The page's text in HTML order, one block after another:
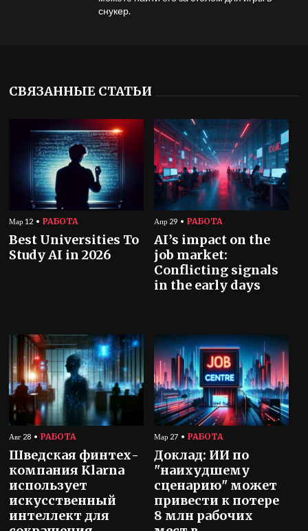
снукер.
СВЯЗАННЫЕ СТАТЬИ
Мар 12 РАБОТА
Best Universities To
Study AI in 2026
Апр 29 РАБОТА
AI’s impact on the
job market:
Conflicting signals
in the early days
Авг 28 РАБОТА
Шведская финтех-
компания Klarna
использует
искусственный
интеллект для
Мар 27 РАБОТА
Доклад: ИИ по
"наихудшему
сценарию" может
привести к потере
8 млн рабочих